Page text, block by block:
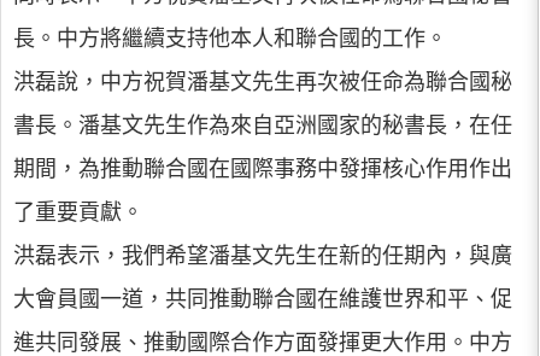
長。中方將繼續支持他本人和聯合國的工作。
洪磊說，中方祝賀潘基文先生再次被任命為聯合國秘
書長。潘基文先生作為來自亞洲國家的秘書長，在任
期間，為推動聯合國在國際事務中發揮核心作用作出
了重要貢獻。
洪磊表示，我們希望潘基文先生在新的任期內，與廣
大會員國一道，共同推動聯合國在維護世界和平、促
進共同發展、推動國際合作方面發揮更大作用。中方